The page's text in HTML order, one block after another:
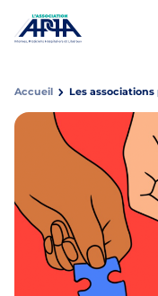
Accueil Les associations